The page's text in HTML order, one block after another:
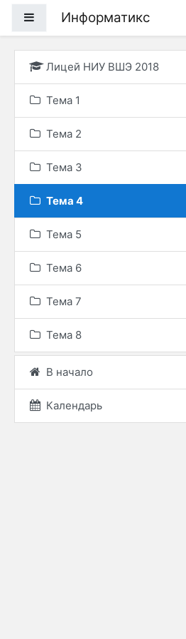
Боковая панель
Информатикс
Лицей НИУ ВШЭ 2018
Тема 1
Тема 2
Тема 3
Тема 4
Тема 5
Тема 6
Тема 7
Тема 8
В начало
Календарь